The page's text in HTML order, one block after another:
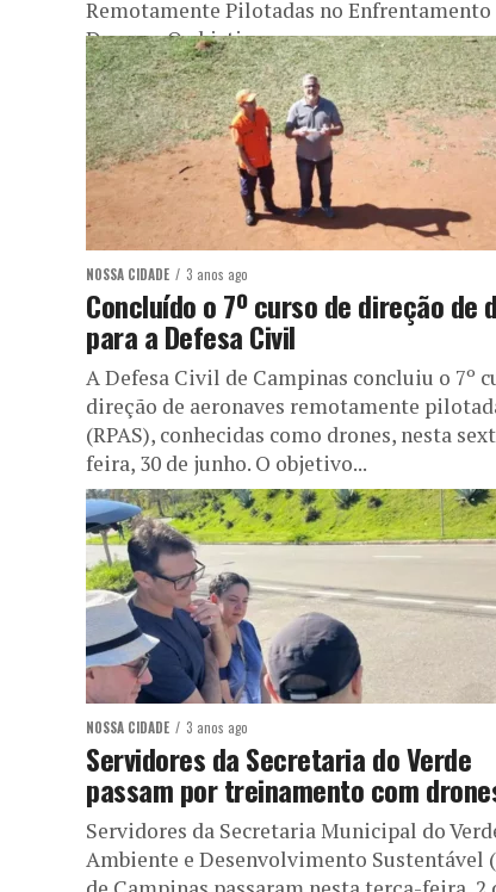
Remotamente Pilotadas no Enfrentamento
Dengue. O objetivo...
NOSSA CIDADE 3 anos ago
Concluído o 7º curso de direção de
para a Defesa Civil
A Defesa Civil de Campinas concluiu o 7º
direção de aeronaves remotamente
(RPAS), conhecidas como drones, nesta
feira, 30 de junho. O objetivo...
NOSSA CIDADE 3 anos ago
Servidores da Secretaria do Verde
passam por treinamento com
Servidores da Secretaria Municipal do
Ambiente e Desenvolvimento Sustentável